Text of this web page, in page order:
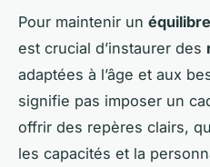
Pour maintenir un
est crucial d’instaurer des
adaptées à l’âge et aux
signifie pas imposer un
offrir des repères clairs,
les capacités et la